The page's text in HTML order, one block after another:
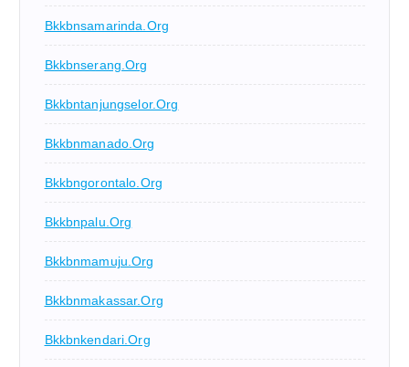
Bkkbnsamarinda.org
Bkkbnserang.org
Bkkbntanjungselor.org
Bkkbnmanado.org
Bkkbngorontalo.org
Bkkbnpalu.org
Bkkbnmamuju.org
Bkkbnmakassar.org
Bkkbnkendari.org